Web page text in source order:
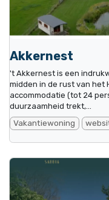
Akkernest
't Akkernest is een
midden in de rust van het
accommodatie (tot 24
duurzaamheid trekt,...
Vakantiewoning